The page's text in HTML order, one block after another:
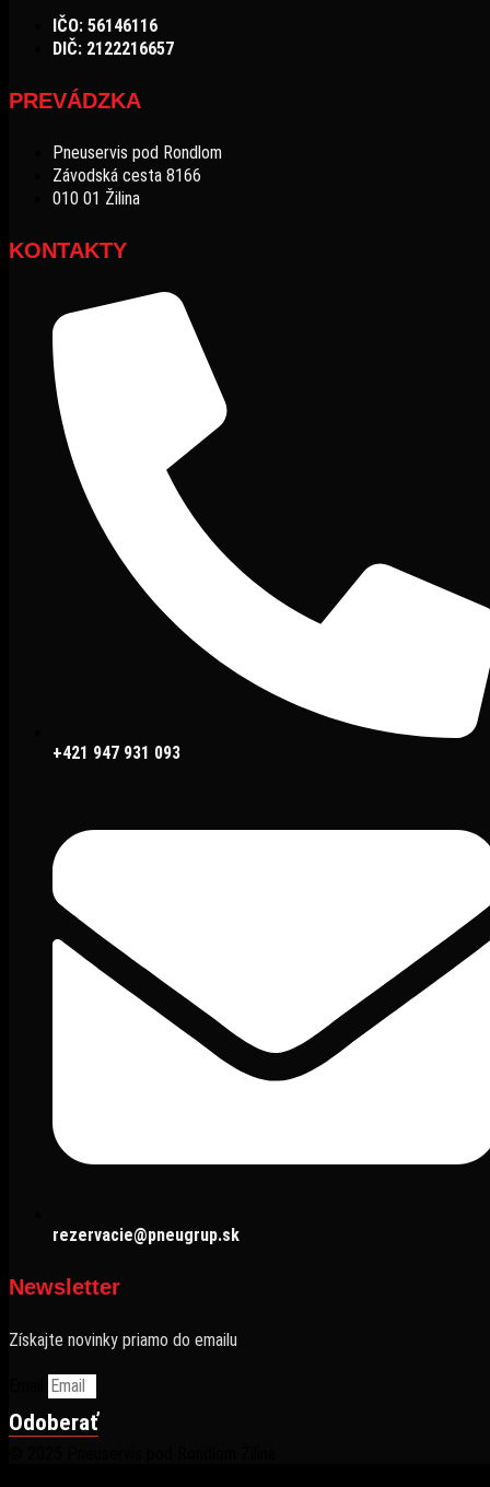
IČO: 56146116
DIČ: 2122216657
PREVÁDZKA
Pneuservis pod Rondlom
Závodská cesta 8166
010 01 Žilina
KONTAKTY
+421 947 931 093
rezervacie@pneugrup.sk
Newsletter
Získajte novinky priamo do emailu
Odoberať